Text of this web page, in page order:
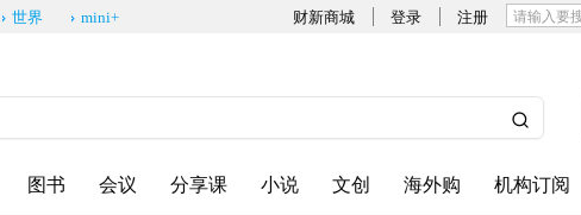
财新商城 登录 注册
世界 mini+
图书 会议 分享课 小说 文创 海外购 机构订阅